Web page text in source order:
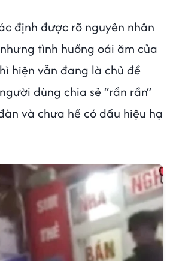
định được rõ nguyên nhân
tình huống oái ăm của
hiện vẫn đang là chủ đề
dùng chia sẻ “rần rần”
và chưa hề có dấu hiệu hạ